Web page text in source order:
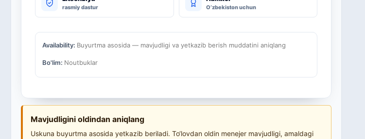
rasmiy dastur O‘zbekiston uchun
Availability: Buyurtma asosida — mavjudligi va yetkazib berish muddatini aniqlang
Bo'lim: Noutbuklar
Mavjudligini oldindan aniqlang
Uskuna buyurtma asosida yetkazib beriladi. To‘lovdan oldin menejer mavjudligi, amaldagi